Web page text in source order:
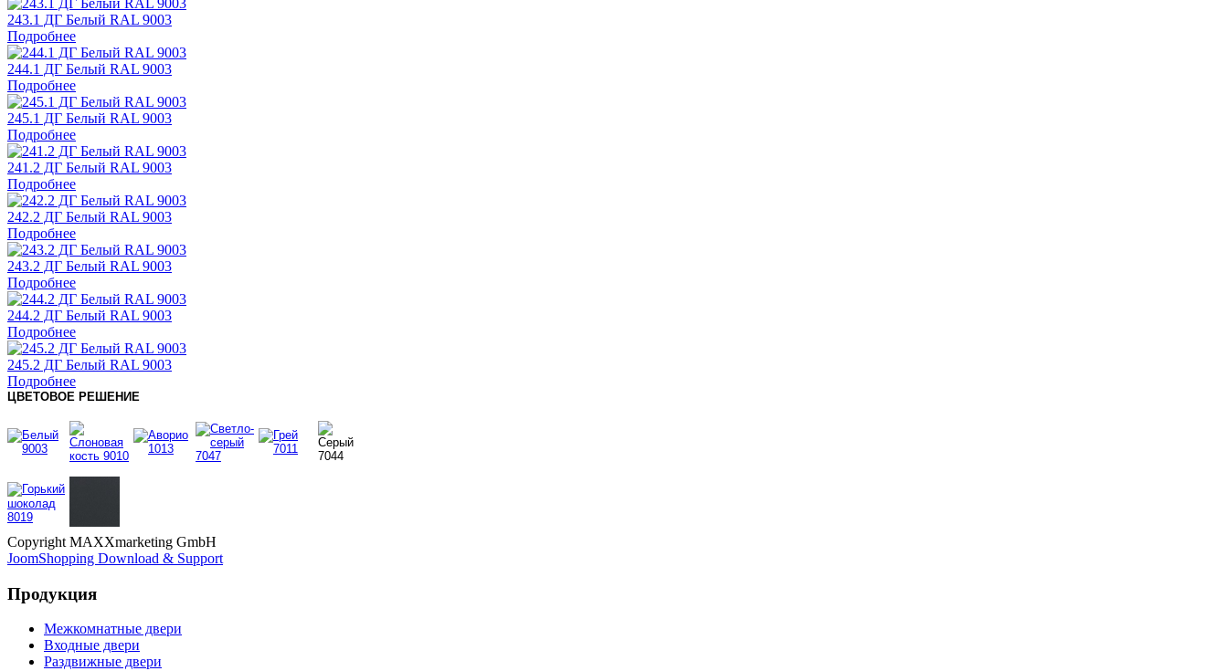
243.1 ДГ Белый RAL 9003
Подробнее
244.1 ДГ Белый RAL 9003
Подробнее
245.1 ДГ Белый RAL 9003
Подробнее
241.2 ДГ Белый RAL 9003
Подробнее
242.2 ДГ Белый RAL 9003
Подробнее
243.2 ДГ Белый RAL 9003
Подробнее
244.2 ДГ Белый RAL 9003
Подробнее
245.2 ДГ Белый RAL 9003
Подробнее
ЦВЕТОВОЕ РЕШЕНИЕ
Copyright MAXXmarketing GmbH
JoomShopping Download & Support
Продукция
Межкомнатные двери
Входные двери
Раздвижные двери